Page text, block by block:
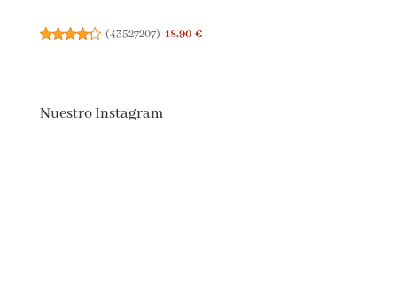
(43527207) 18,90 €
Nuestro Instagram